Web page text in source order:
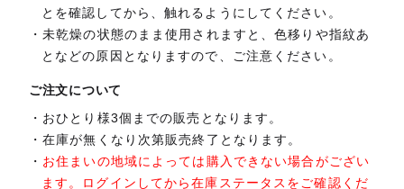
とを確認してから、触れるようにしてください。
未乾燥の状態のまま使用されますと、色移りや指紋あ
となどの原因となりますので、ご注意ください。
ご注文について
おひとり様3個までの販売となります。
在庫が無くなり次第販売終了となります。
お住まいの地域によっては購入できない場合がござい
ます。ログインしてから在庫ステータスをご確認くだ